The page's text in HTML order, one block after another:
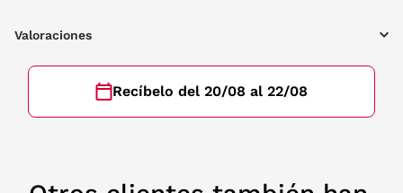
Valoraciones
Recíbelo del 20/08 al 22/08